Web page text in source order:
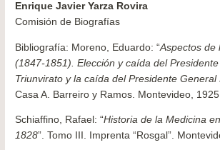
Enrique Javier Yarza Rovira
Comisión de Biografías
Bibliografía: Moreno, Eduardo: “Aspectos de
(1847-1851). Elección y caída del
Triunvirato y la caída del Presidente
Casa A. Barreiro y Ramos. Montevideo, 1925.
Schiaffino, Rafael: “Historia de la Medicina
1828”. Tomo III. Imprenta “Rosgal”.